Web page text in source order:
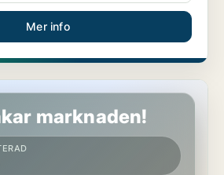
Mer info
marknaden!